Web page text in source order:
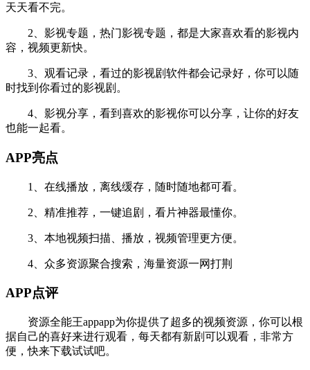
天天看不完。
2、影视专题，热门影视专题，都是大家喜欢看的影视内
容，视频更新快。
3、观看记录，看过的影视剧软件都会记录好，你可以随
时找到你看过的影视剧。
4、影视分享，看到喜欢的影视你可以分享，让你的好友
也能一起看。
APP亮点
1、在线播放，离线缓存，随时随地都可看。
2、精准推荐，一键追剧，看片神器最懂你。
3、本地视频扫描、播放，视频管理更方便。
4、众多资源聚合搜索，海量资源一网打荆
APP点评
资源全能王appapp为你提供了超多的视频资源，你可以根
据自己的喜好来进行观看，每天都有新剧可以观看，非常方
便，快来下载试试吧。